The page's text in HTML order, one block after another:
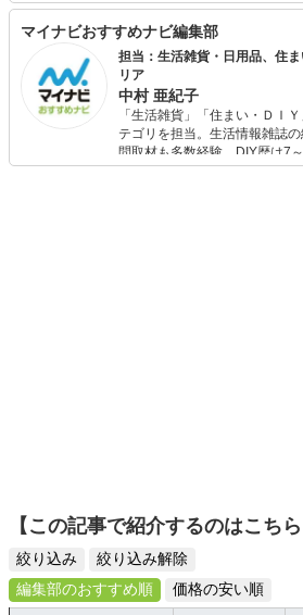
ト」にたくさんのご依頼をい
部屋脱出プログラム』の書籍に
マイナビおすすめナビ編集部
担当：生活雑貨・日用品、住
リア
中村 亜紀子
「生活雑貨」「住まい・ＤＩ
テゴリを担当。生活情報雑誌
問取材も多数経験。DIY歴は7
りや壁紙チェンジなどもチャ
【この記事で紹介するのはこちら
絞り込み
絞り込み解除
編集部のおすすめ順
価格の安い順